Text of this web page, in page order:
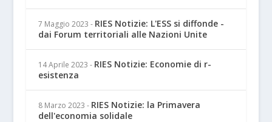
7 Maggio 2023 - RIES Notizie: L'ESS si diffonde -
dai Forum territoriali alle Nazioni Unite
14 Aprile 2023 - RIES Notizie: Economie di r-
esistenza
8 Marzo 2023 - RIES Notizie: la Primavera
dell'economia solidale